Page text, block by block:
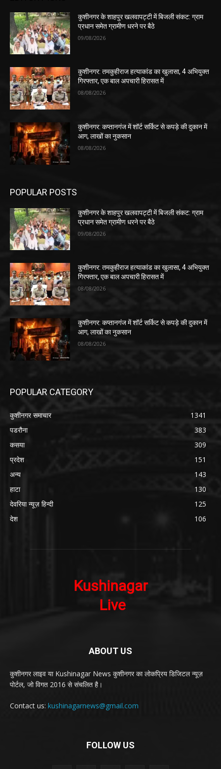
कुशीनगर के शाहपुर खलवापट्टी में बिजली संकट: ग्राम
प्रधान समेत ग्रामीण धरने पर बैठे
09/08/2026
कुशीनगर: तमकुहीराज हत्याकांड का खुलासा, 4 अभियुक्त
गिरफ्तार, एक बाल अपचारी हिरासत में
08/08/2026
कुशीनगर: कप्तानगंज में शॉर्ट सर्किट से कपड़े की दुकान में
आग, लाखों का नुकसान
08/08/2026
POPULAR POSTS
कुशीनगर के शाहपुर खलवापट्टी में बिजली संकट: ग्राम
प्रधान समेत ग्रामीण धरने पर बैठे
09/08/2026
कुशीनगर: तमकुहीराज हत्याकांड का खुलासा, 4 अभियुक्त
गिरफ्तार, एक बाल अपचारी हिरासत में
08/08/2026
कुशीनगर: कप्तानगंज में शॉर्ट सर्किट से कपड़े की दुकान में
आग, लाखों का नुकसान
08/08/2026
POPULAR CATEGORY
कुशीनगर समाचार
1341
पडरौना
383
कसया
309
प्रदेश
151
अन्य
143
हाटा
130
देवरिया न्यूज़ हिन्दी
125
देश
106
ABOUT US
कुशीनगर लाइव या Kushinagar News कुशीनगर का लोकप्रिय डिजिटल न्यूज़
पोर्टल, जो विगत 2016 से संचलित है।
Contact us: kushinagarnews@gmail.com
FOLLOW US